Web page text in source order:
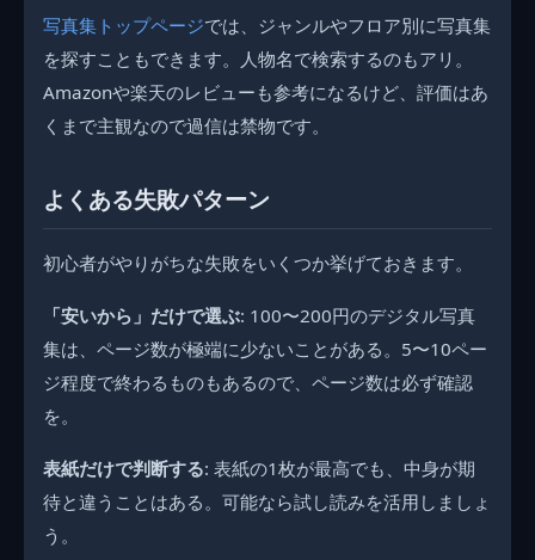
写真集トップページでは、ジャンルやフロア別に写真集
を探すこともできます。人物名で検索するのもアリ。
Amazonや楽天のレビューも参考になるけど、評価はあ
くまで主観なので過信は禁物です。
よくある失敗パターン
初心者がやりがちな失敗をいくつか挙げておきます。
「安いから」だけで選ぶ: 100〜200円のデジタル写真
集は、ページ数が極端に少ないことがある。5〜10ペー
ジ程度で終わるものもあるので、ページ数は必ず確認
を。
表紙だけで判断する: 表紙の1枚が最高でも、中身が期
待と違うことはある。可能なら試し読みを活用しましょ
う。